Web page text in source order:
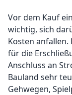
Vor dem Kauf
wichtig, sich
Kosten anfallen.
für die
Anschluss an
Bauland sehr
Gehwegen,